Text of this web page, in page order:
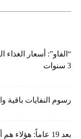
“الفاو”: أسعار
3 سنوات
رسوم النفايات باقية
بعد 19 عاماً: هؤلاء هم أعضاء مجلس إدارة الضمان الاجتماعي